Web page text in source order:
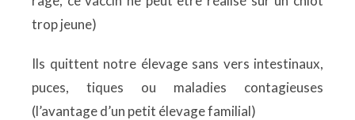
trop jeune)
Ils quittent notre élevage sans vers intestinaux,
puces, tiques ou maladies contagieuses
(l’avantage d’un petit élevage familial)